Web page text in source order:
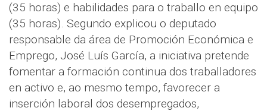
(35 horas) e habilidades para o traballo en equipo
(35 horas). Segundo explicou o deputado
responsable da área de Promoción Económica e
Emprego, José Luís García, a iniciativa pretende
fomentar a formación continua dos traballadores
en activo e, ao mesmo tempo, favorecer a
inserción laboral dos desempregados,